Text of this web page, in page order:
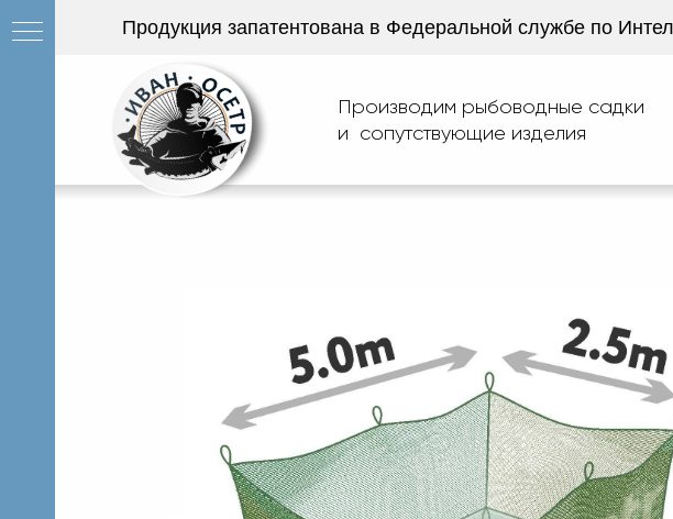
Продукция запатентована в Федеральной службе по
Производим рыбоводные садки
и сопутствующие изделия